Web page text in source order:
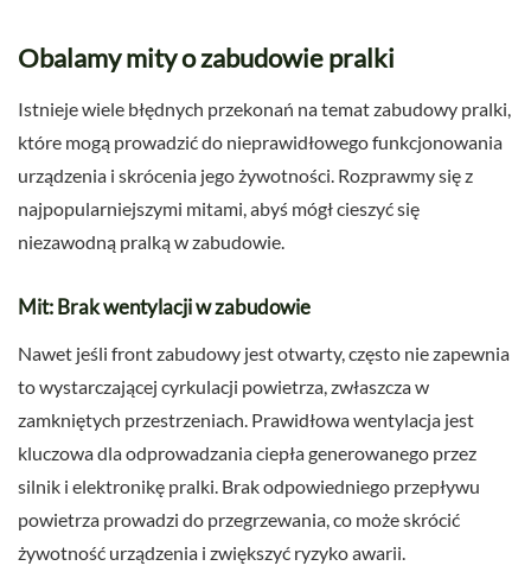
Obalamy mity o zabudowie pralki
Istnieje wiele błędnych przekonań na temat zabudowy pralki,
które mogą prowadzić do nieprawidłowego funkcjonowania
urządzenia i skrócenia jego żywotności. Rozprawmy się z
najpopularniejszymi mitami, abyś mógł cieszyć się
niezawodną pralką w zabudowie.
Mit: Brak wentylacji w zabudowie
Nawet jeśli front zabudowy jest otwarty, często nie zapewnia
to wystarczającej cyrkulacji powietrza, zwłaszcza w
zamkniętych przestrzeniach. Prawidłowa wentylacja jest
kluczowa dla odprowadzania ciepła generowanego przez
silnik i elektronikę pralki. Brak odpowiedniego przepływu
powietrza prowadzi do przegrzewania, co może skrócić
żywotność urządzenia i zwiększyć ryzyko awarii.